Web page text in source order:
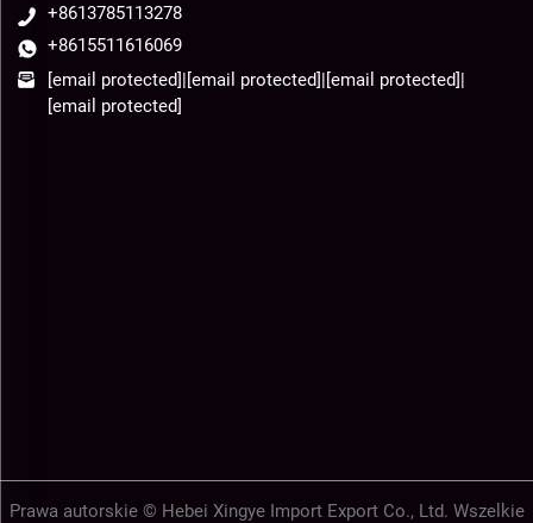
+8613785113278
+8615511616069
[email protected]|[email protected]|[email protected]|
[email protected]
Prawa autorskie © Hebei Xingye Import Export Co., Ltd. Wszelkie